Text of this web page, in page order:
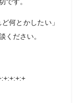
何とかしたい」
ください。